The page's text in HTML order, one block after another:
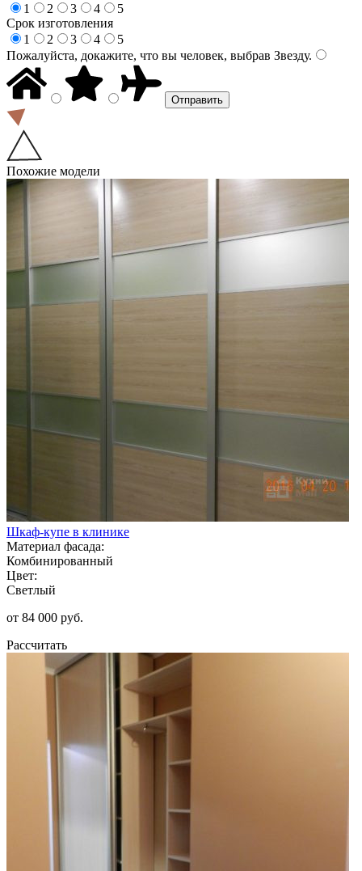
1
2 3 4
5
Срок изготовления
1
2 3 4
5
Пожалуйста, докажите, что вы человек, выбрав Звезду.
Похожие модели
Шкаф-купе в клинике
Материал фасада:
Комбинированный
Цвет:
Светлый
от 84 000 руб.
Рассчитать